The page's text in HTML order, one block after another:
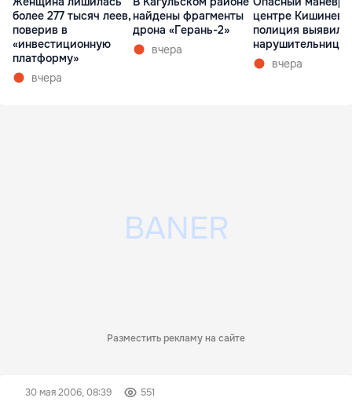
более 277 тысяч леев,
поверив в
«инвестиционную
платформу»
вчера
найдены фрагменты
дрона «Герань-2»
вчера
центре Кишинева:
полиция выявила
нарушительницу
вчера
Разместить рекламу на сайте
30 мая 2006, 08:39 551